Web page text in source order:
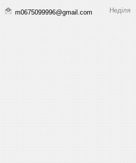
m0675099996@gmail.com
Неділя